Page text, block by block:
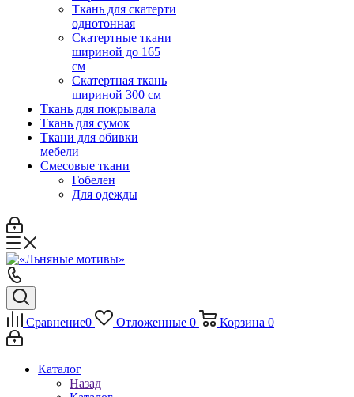
Ткань для скатерти
однотонная
Скатертные ткани
шириной до 165
см
Скатертная ткань
шириной 300 см
Ткань для покрывала
Ткань для сумок
Ткани для обивки
мебели
Смесовые ткани
Гобелен
Для одежды
Сравнение0 Отложенные 0 Корзина 0
Каталог
Назад